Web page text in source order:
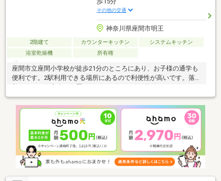
その他の交通
神奈川県座間市明王
2階建て カウンターキッチン
システムキッチン
浴室乾燥機
所有権
座間市立座間小学校が徒歩21分のところにあり、お子様の通学も
便利です。2駅利用できる場所にあるので利便性が高いです。落ち